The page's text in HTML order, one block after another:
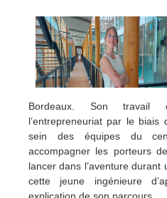
Bordeaux. Son travail
l’entrepreneuriat par le biais
sein des équipes du
accompagner les porteurs
lancer dans l’aventure
cette jeune ingénieure
explication de son parcours.